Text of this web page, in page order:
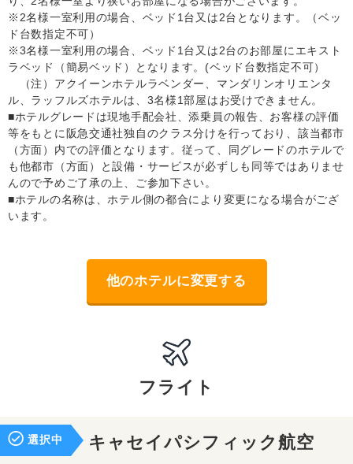
※2名様一室利用の場合、ベッド1台又は2台となります。（ベッ
ド台数指定不可）
※3名様一室利用の場合、ベッド1台又は2台のお部屋にエキスト
ラベッド（簡易ベッド）となります。(ベッド台数指定不可）
（注）アクイーンホテルラベンダー、マンダリンオリエンタ
ル、ラッフルズホテルは、3名様1部屋はお受けできません。
■ホテルグレードは現地手配会社、添乗員の報告、お客様の評価
等をもとに阪急交通社独自のクラス分けを行っており、該当都市
（方面）内での評価となります。従って、同グレードのホテルで
も他都市（方面）と設備・サービスが必ずしも同等ではありませ
んので予めご了承の上、ご参加下さい。
■ホテルの名称は、ホテル側の都合により変更になる場合がござ
います。
他のホテルに変更する
フライト
選択中 キャセイパシフィック航空